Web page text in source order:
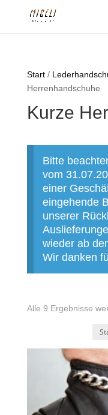
Start/
Herrenhandschuhe
Kurze
Bitte
vom
einer
eingehende
unserer
wieder ab
Wir danken
Alle 9 Ergebnisse